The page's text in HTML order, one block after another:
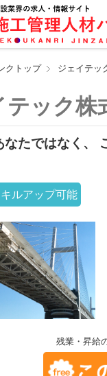
クトップ ジェイテッ
テック株
なたではなく、
ルアップ可能
残業・昇給